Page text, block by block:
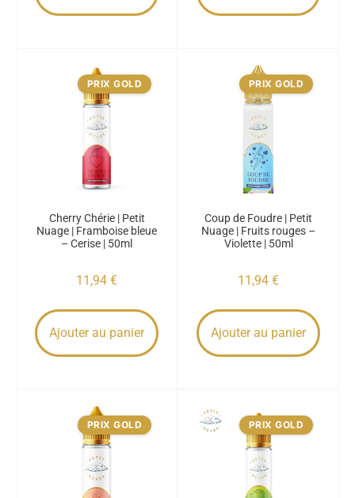
PRIX GOLD
Cherry Chérie | Petit
Nuage | Framboise bleue
– Cerise | 50ml
11,94 €
Ajouter au panier
PRIX GOLD
Coup de Foudre | Petit
Nuage | Fruits rouges –
Violette | 50ml
11,94 €
Ajouter au panier
PRIX GOLD PRIX GOLD